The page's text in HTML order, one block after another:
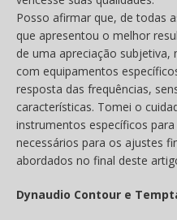
Posso afirmar que, de todas
que apresentou o melhor
de uma apreciação subjetiva,
com equipamentos
resposta das frequências,
características. Tomei o
instrumentos específicos
necessários para os ajustes
abordados no final deste
Dynaudio Contour e